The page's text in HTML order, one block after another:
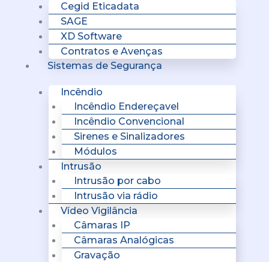
Cegid Eticadata
SAGE
XD Software
Contratos e Avenças
Sistemas de Segurança
Incêndio
Incêndio Endereçavel
Incêndio Convencional
Sirenes e Sinalizadores
Módulos
Intrusão
Intrusão por cabo
Intrusão via rádio
Vídeo Vigilância
Câmaras IP
Câmaras Analógicas
Gravação